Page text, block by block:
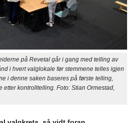
på Revetal går i gang med telling av
i hvert valglokale før stemmene telles igjen
i denne saken baseres på første telling,
etter kontrolltelling. Foto: Stian Ormestad,